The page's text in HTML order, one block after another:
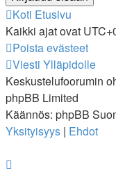
Koti Etusivu
Kaikki ajat ovat
Poista evästeet
Viesti Ylläpidolle
Keskustelufoorumin
phpBB Limited
Käännös: phpBB
Yksityisyys | Ehdot